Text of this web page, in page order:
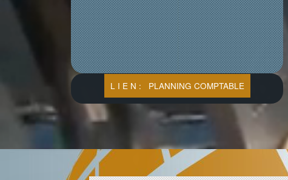
L I E N : PLANNING COMPTABLE